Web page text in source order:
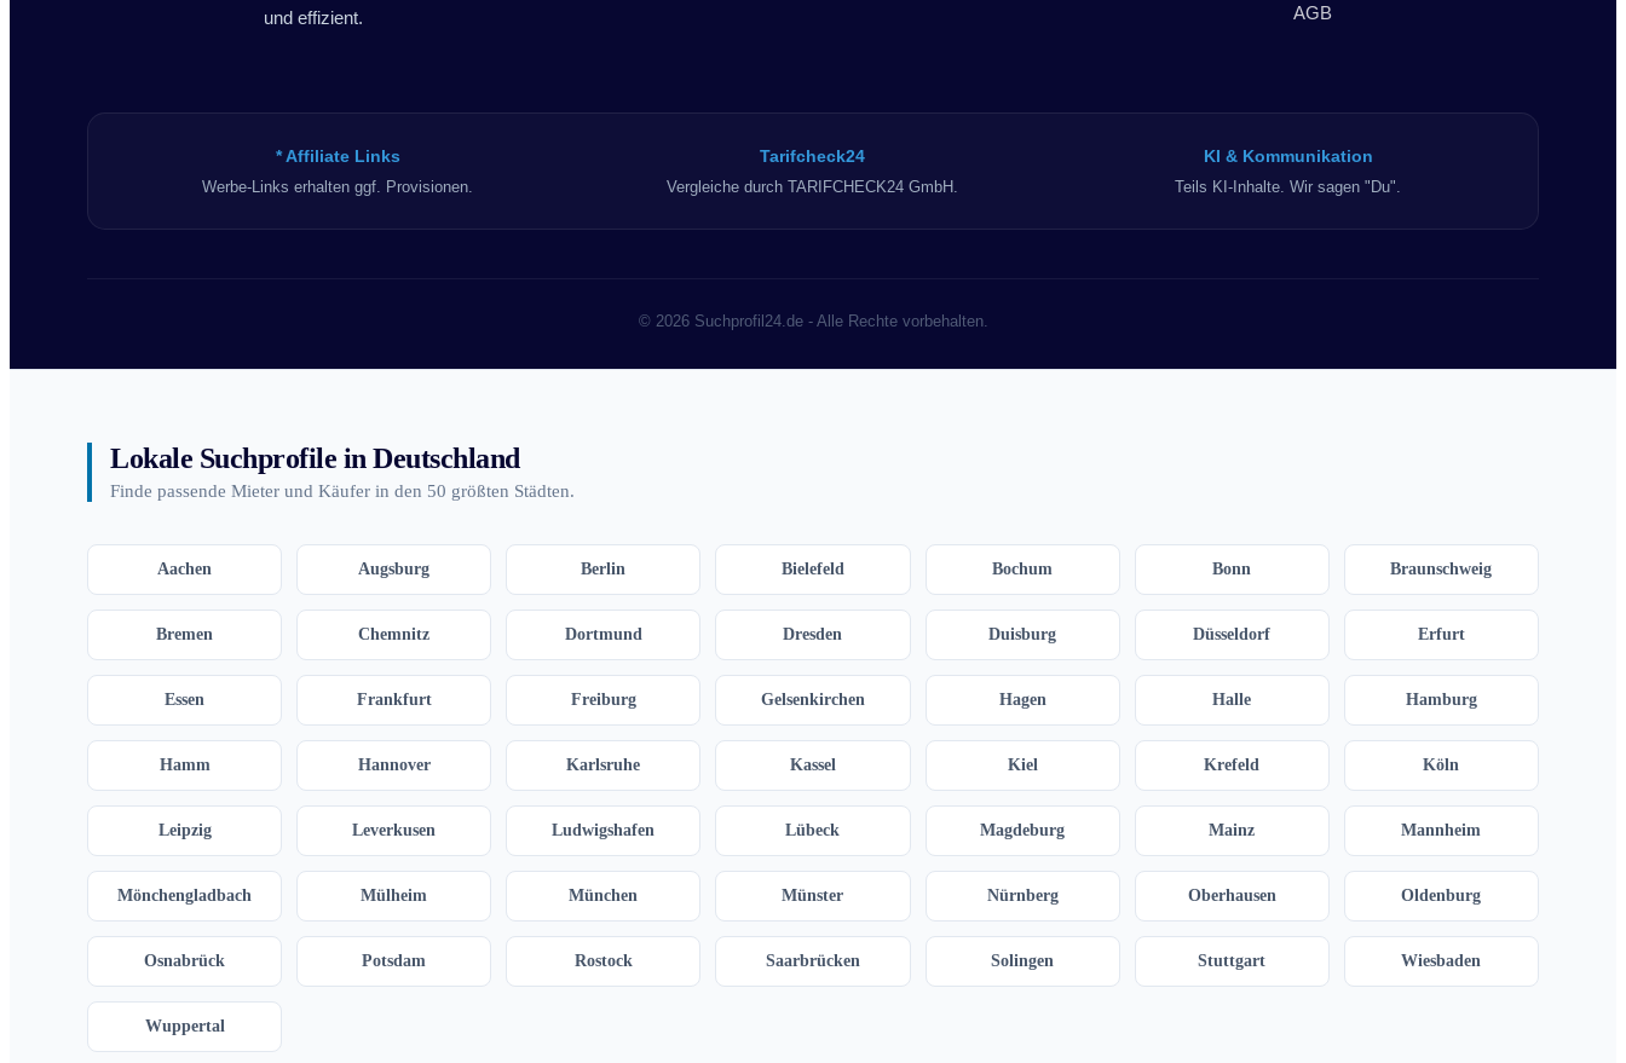
und effizient.
AGB
* Affiliate Links
Werbe-Links erhalten ggf. Provisionen.
Tarifcheck24
Vergleiche durch TARIFCHECK24 GmbH.
KI & Kommunikation
Teils KI-Inhalte. Wir sagen "Du".
© 2026 Suchprofil24.de - Alle Rechte vorbehalten.
Lokale Suchprofile in Deutschland
Finde passende Mieter und Käufer in den 50 größten Städten.
Aachen Augsburg Berlin Bielefeld Bochum Bonn Braunschweig
Bremen Chemnitz Dortmund Dresden Duisburg Düsseldorf Erfurt
Essen Frankfurt Freiburg Gelsenkirchen Hagen Halle Hamburg
Hamm Hannover Karlsruhe Kassel Kiel Krefeld Köln
Leipzig Leverkusen Ludwigshafen Lübeck Magdeburg Mainz Mannheim
Mönchengladbach Mülheim München Münster Nürnberg Oberhausen Oldenburg
Osnabrück Potsdam Rostock Saarbrücken Solingen Stuttgart Wiesbaden
Wuppertal